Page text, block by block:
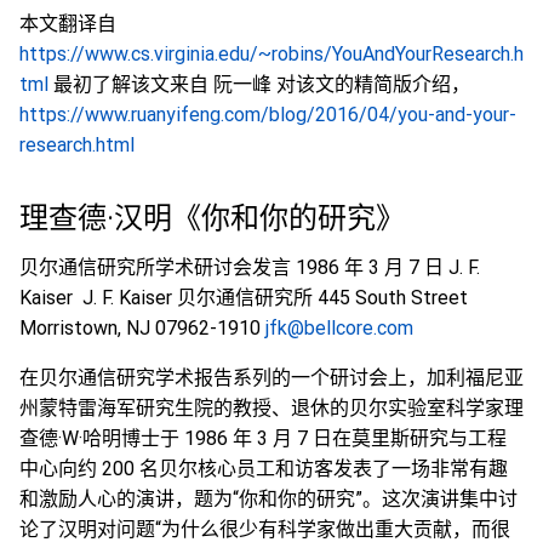
本文翻译自
https://www.cs.virginia.edu/~robins/YouAndYourResearch.h
tml 最初了解该文来自 阮一峰 对该文的精简版介绍，
https://www.ruanyifeng.com/blog/2016/04/you-and-your-
research.html
理查德·汉明《你和你的研究》
贝尔通信研究所学术研讨会发言 1986 年 3 月 7 日 J. F.
Kaiser J. F. Kaiser 贝尔通信研究所 445 South Street
Morristown, NJ 07962-1910 jfk@bellcore.com
在贝尔通信研究学术报告系列的一个研讨会上，加利福尼亚
州蒙特雷海军研究生院的教授、退休的贝尔实验室科学家理
查德·W·哈明博士于 1986 年 3 月 7 日在莫里斯研究与工程
中心向约 200 名贝尔核心员工和访客发表了一场非常有趣
和激励人心的演讲，题为“你和你的研究”。这次演讲集中讨
论了汉明对问题“为什么很少有科学家做出重大贡献，而很